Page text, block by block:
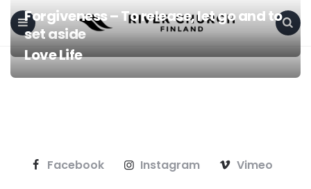
Menu Search
Forgiveness – To release, let go and to
set aside
Love Life
Facebook Instagram Vimeo